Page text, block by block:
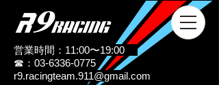
営業時間：11:00〜19:00
☎：03-6336-0775
r9.racingteam.911@gmail.com